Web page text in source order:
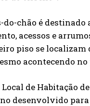
do-chão é destinado
acessos e
piso se localizam
acontecendo
de Habitação
desenvolvido